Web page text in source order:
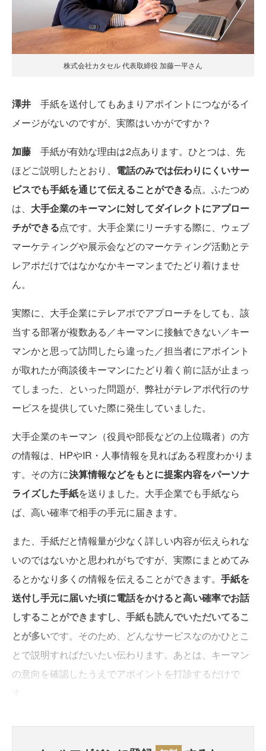
株式会社カタセル 代表取締役 加藤一平さん
澤井 手紙を送付してもあまりアポイントにつながるイ
メージがないのですが、実際はいかがですか？
加藤 手紙が有効な理由は2点あります。ひとつは、先
ほどご説明したとおり、 電話のみでは伝わりにくいサー
ビスでも手紙を通じて伝えることができる点。ふたつめ
は、 大手企業のキーマンに対してダイレクトにアプロー
チができる点です。大手企業にリーチする際に、ウェブ
マーケティングや展示会などのマーケティング活動とテ
レアポだけではなかなかキーマンまでたどり着けませ
ん。
実際に、大手企業にテレアポでアプローチをしても、該
当する部署が複数ある／キーマンに接触できない／キー
マンかと思って訪問したら違った／担当者にアポイント
が取れたが商談後キーマンにたどり着く前に話が止まっ
てしまった、といった問題が、弊社がテレアポ代行のサ
ービスを提供していた際に発生していました。
大手企業のキーマン（役員や部長などの上位職者）の方
の情報は、HPやIR・人事情報を見ればある程度わかりま
す。その方に決算情報などをもとに提案内容をパーソナ
ライズした手紙を送りました。大手企業でも手紙なら
ば、高い確率で相手の手元に届きます。
また、手紙だと情報量が少なく詳しい内容が伝えられな
いのではないかと思われがちですが、実際にまとめてみ
るとかなり多くの情報を伝えることができます。 手紙を
送付し手元に届いた頃に電話をかけると高い確率でお話
しすることができますし、手紙も読んでいただいてるこ
とが多いです。そのため、どんなサービスなのかひとこ
とで説明すればだいたい伝わります。あとは、キーマン
の意向を確認したうえでアポイントを打診するだけで